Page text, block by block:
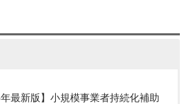
年最新版】小規模事業者持続化補助